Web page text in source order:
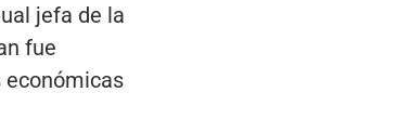
jefa de la
fue
económicas